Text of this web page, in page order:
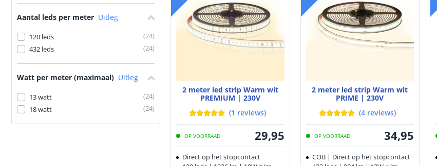
Aantal leds per meter Uitleg
120 leds (24)
432 leds
(24)
Watt per meter (maximaal) Uitleg
13 watt (24)
18 watt
(24)
2 meter led strip Warm wit
PREMIUM | 230V
(1 reviews)
OP VOORRAAD 29,95
Direct op het stopcontact
2 meter led strip Warm wit
PRIME | 230V
(4 reviews)
OP VOORRAAD 34,95
COB | Direct op het stopcontact